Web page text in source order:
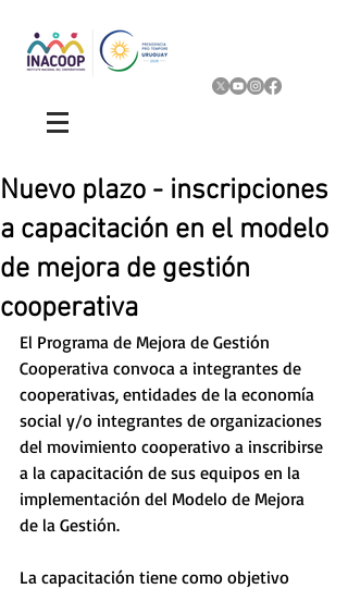
Nuevo plazo - inscripciones
a capacitación en el modelo
de mejora de gestión
cooperativa
El Programa de Mejora de Gestión
Cooperativa convoca a integrantes de
cooperativas, entidades de la economía
social y/o integrantes de organizaciones
del movimiento cooperativo a inscribirse
a la capacitación de sus equipos en la
implementación del Modelo de Mejora
de la Gestión.
La capacitación tiene como objetivo